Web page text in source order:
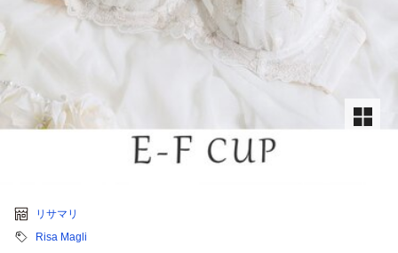
リサマリ
Risa Magli